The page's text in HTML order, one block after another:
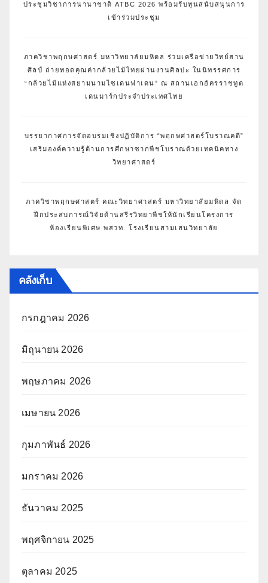
ประชุมวิชาการนานาชาติ ATBC 2026 พร้อมรับทุนสนับสนุนการ
เข้าร่วมประชุม
ภาควิชาพฤกษศาสตร์ มหาวิทยาลัยมหิดล ร่วมเครือข่ายวิทย์สาน
ศิลป์ ถ่ายทอดคุณค่ากล้วยไม้ไทยผ่านงานศิลปะ ในนิทรรศการ
“กล้วยไม้แห่งสยามนามไซเดนฟาเดน” ณ สถานเอกอัครราชทูต
เดนมาร์กประจำประเทศไทย
บรรยากาศการจัดอบรมเชิงปฏิบัติการ “พฤกษศาสตร์โบราณคดี”
เสริมองค์ความรู้ด้านการศึกษาซากพืชโบราณด้วยเทคนิคทาง
วิทยาศาสตร์
ภาควิชาพฤกษศาสตร์ คณะวิทยาศาสตร์ มหาวิทยาลัยมหิดล จัด
ฝึกประสบการณ์วิจัยด้านสรีรวิทยาพืชให้นักเรียนโครงการ
ห้องเรียนพิเศษ พสวท. โรงเรียนสามเสนวิทยาลัย
คลังเก็บ
กรกฎาคม 2026
มิถุนายน 2026
พฤษภาคม 2026
เมษายน 2026
กุมภาพันธ์ 2026
มกราคม 2026
ธันวาคม 2025
พฤศจิกายน 2025
ตุลาคม 2025